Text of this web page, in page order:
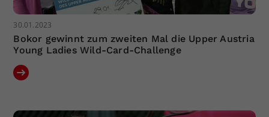
30.01.2023
Bokor gewinnt zum zweiten Mal die Upper Austria
Young Ladies Wild-Card-Challenge